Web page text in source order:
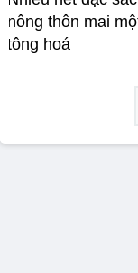
nông thôn mai
tông hoá